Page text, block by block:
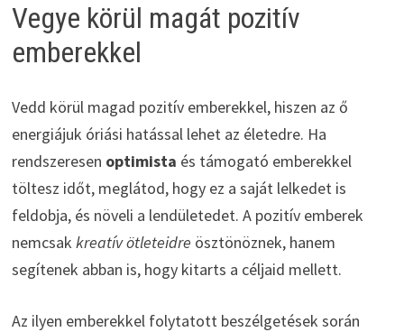
Vegye körül magát pozitív
emberekkel
Vedd körül magad pozitív emberekkel, hiszen az ő
energiájuk óriási hatással lehet az életedre. Ha
rendszeresen optimista és támogató emberekkel
töltesz időt, meglátod, hogy ez a saját lelkedet is
feldobja, és növeli a lendületedet. A pozitív emberek
nemcsak kreatív ötleteidre ösztönöznek, hanem
segítenek abban is, hogy kitarts a céljaid mellett.
Az ilyen emberekkel folytatott beszélgetések során